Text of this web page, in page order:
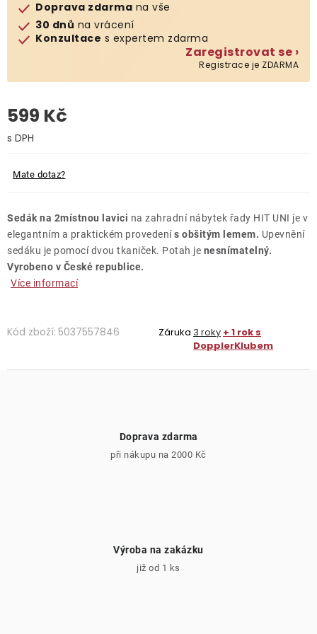
O nás
Doprava zdarma na vše
30 dnů na vrácení
Konzultace s expertem zdarma
Zaregistrovat se ›
Registrace je ZDARMA
599 Kč
Mate dotaz?
Sedák na 2místnou lavici na zahradní nábytek řady HIT UNI je v
elegantním a praktickém provedenís obšitým lemem. Upevnění
sedáku je pomocí dvou tkaniček. Potah je nesnímatelný.
Vyrobeno v České republice.
Více informací
Kód zboží: 5037557846 Záruka 3 roky + 1 rok s
DopplerKlubem
Doprava zdarma
při nákupu na 2000 Kč
Výroba na zakázku
již od 1 ks